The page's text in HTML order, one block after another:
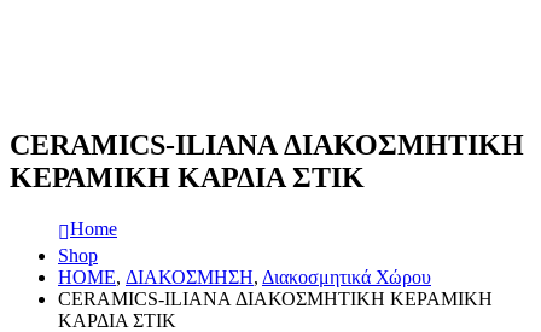
CERAMICS-ILIANA ΔΙΑΚΟΣΜΗΤΙΚΗ
ΚΕΡΑΜΙΚΗ ΚΑΡΔΙΑ ΣΤΙΚ
Home
Shop
HOME, ΔΙΑΚΟΣΜΗΣΗ, Διακοσμητικά Χώρου
CERAMICS-ILIANA ΔΙΑΚΟΣΜΗΤΙΚΗ ΚΕΡΑΜΙΚΗ
ΚΑΡΔΙΑ ΣΤΙΚ